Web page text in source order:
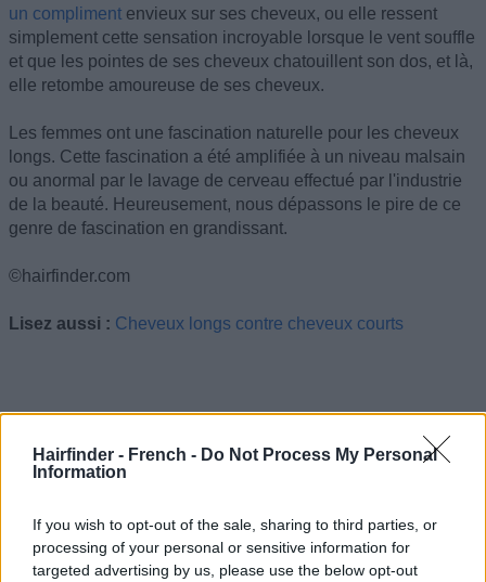
Hairfinder - French - Do Not Process My Personal
Information
If you wish to opt-out of the sale, sharing to third parties, or
processing of your personal or sensitive information for
targeted advertising by us, please use the below opt-out
un compliment envieux sur ses cheveux, ou elle ressent
simplement cette sensation incroyable lorsque le vent souffle
et que les pointes de ses cheveux chatouillent son dos, et là,
elle retombe amoureuse de ses cheveux.
Les femmes ont une fascination naturelle pour les cheveux
longs. Cette fascination a été amplifiée à un niveau malsain
ou anormal par le lavage de cerveau effectué par l'industrie
de la beauté. Heureusement, nous dépassons le pire de ce
genre de fascination en grandissant.
©hairfinder.com
Lisez aussi : Cheveux longs contre cheveux courts